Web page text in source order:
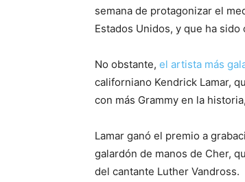
semana de protagonizar el
Estados Unidos, y que ha
No obstante, el artista más
californiano Kendrick Lamar,
con más Grammy en la
Lamar ganó el premio a
galardón de manos de Cher,
del cantante Luther Vandross.